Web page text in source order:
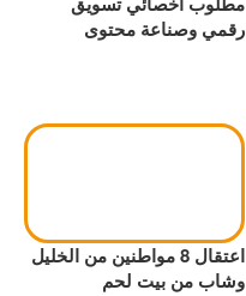
رقمي وصناعة محتوى
اعتقال 8 مواطنين من الخليل
وشاب من بيت لحم